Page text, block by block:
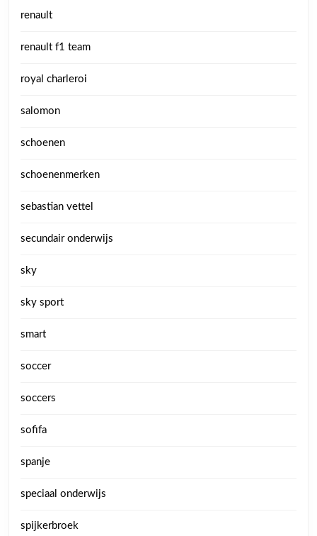
renault
renault f1 team
royal charleroi
salomon
schoenen
schoenenmerken
sebastian vettel
secundair onderwijs
sky
sky sport
smart
soccer
soccers
sofifa
spanje
speciaal onderwijs
spijkerbroek